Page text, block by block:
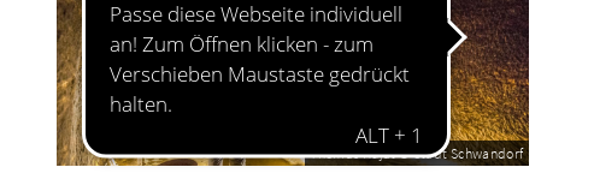
Thomas Kujat © Stadt Schwandorf